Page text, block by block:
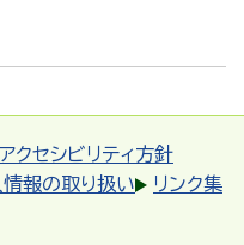
クセシビリティ方針
報の取り扱い
リンク集